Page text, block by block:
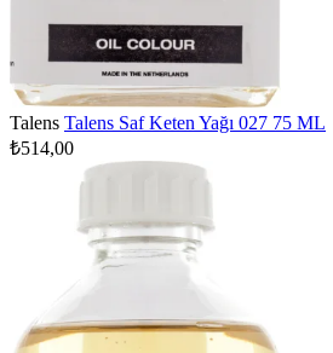
Talens Talens Saf Keten Yağı 027 75 ML
₺514,00